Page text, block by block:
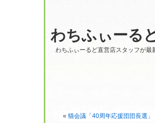
わちふぃーる
わちふぃーるど直営店スタッフが最
« 猫会議「40周年応援団団長選」